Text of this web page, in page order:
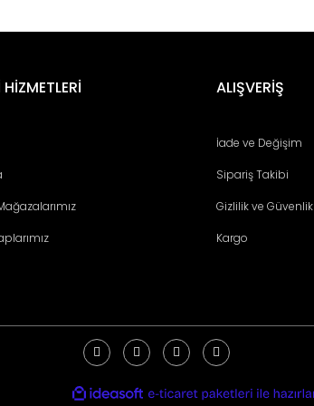
Yorum YazALIŞVERİŞ
İade ve Değişim
Sipariş Takibi
Gizlilik ve Güvenlik
Kargo
ideasoft
e-